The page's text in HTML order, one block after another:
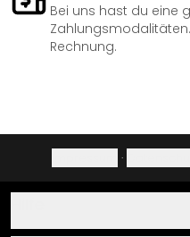
Bei uns hast du eine
Rechnung.
·